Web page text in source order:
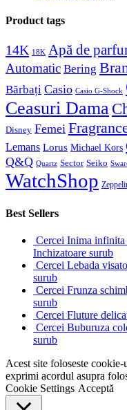
Product tags
14K 18K Apă de
Automatic Bering
Bărbați Casio Casio G-Shock
Ceasuri Dama
Disney Femei
Lemans Lorus Michael Kors
Q&Q Quartz Sector Seiko
WatchShop
Best Sellers
Cercei Inima
Inchizatoare surub
Cercei Lebada
surub
Cercei Frunza
surub
Cercei Fluture
Cercei Buburuza
surub
Acest site foloseste
exprimi acordul asupra
Cookie Settings Acceptă